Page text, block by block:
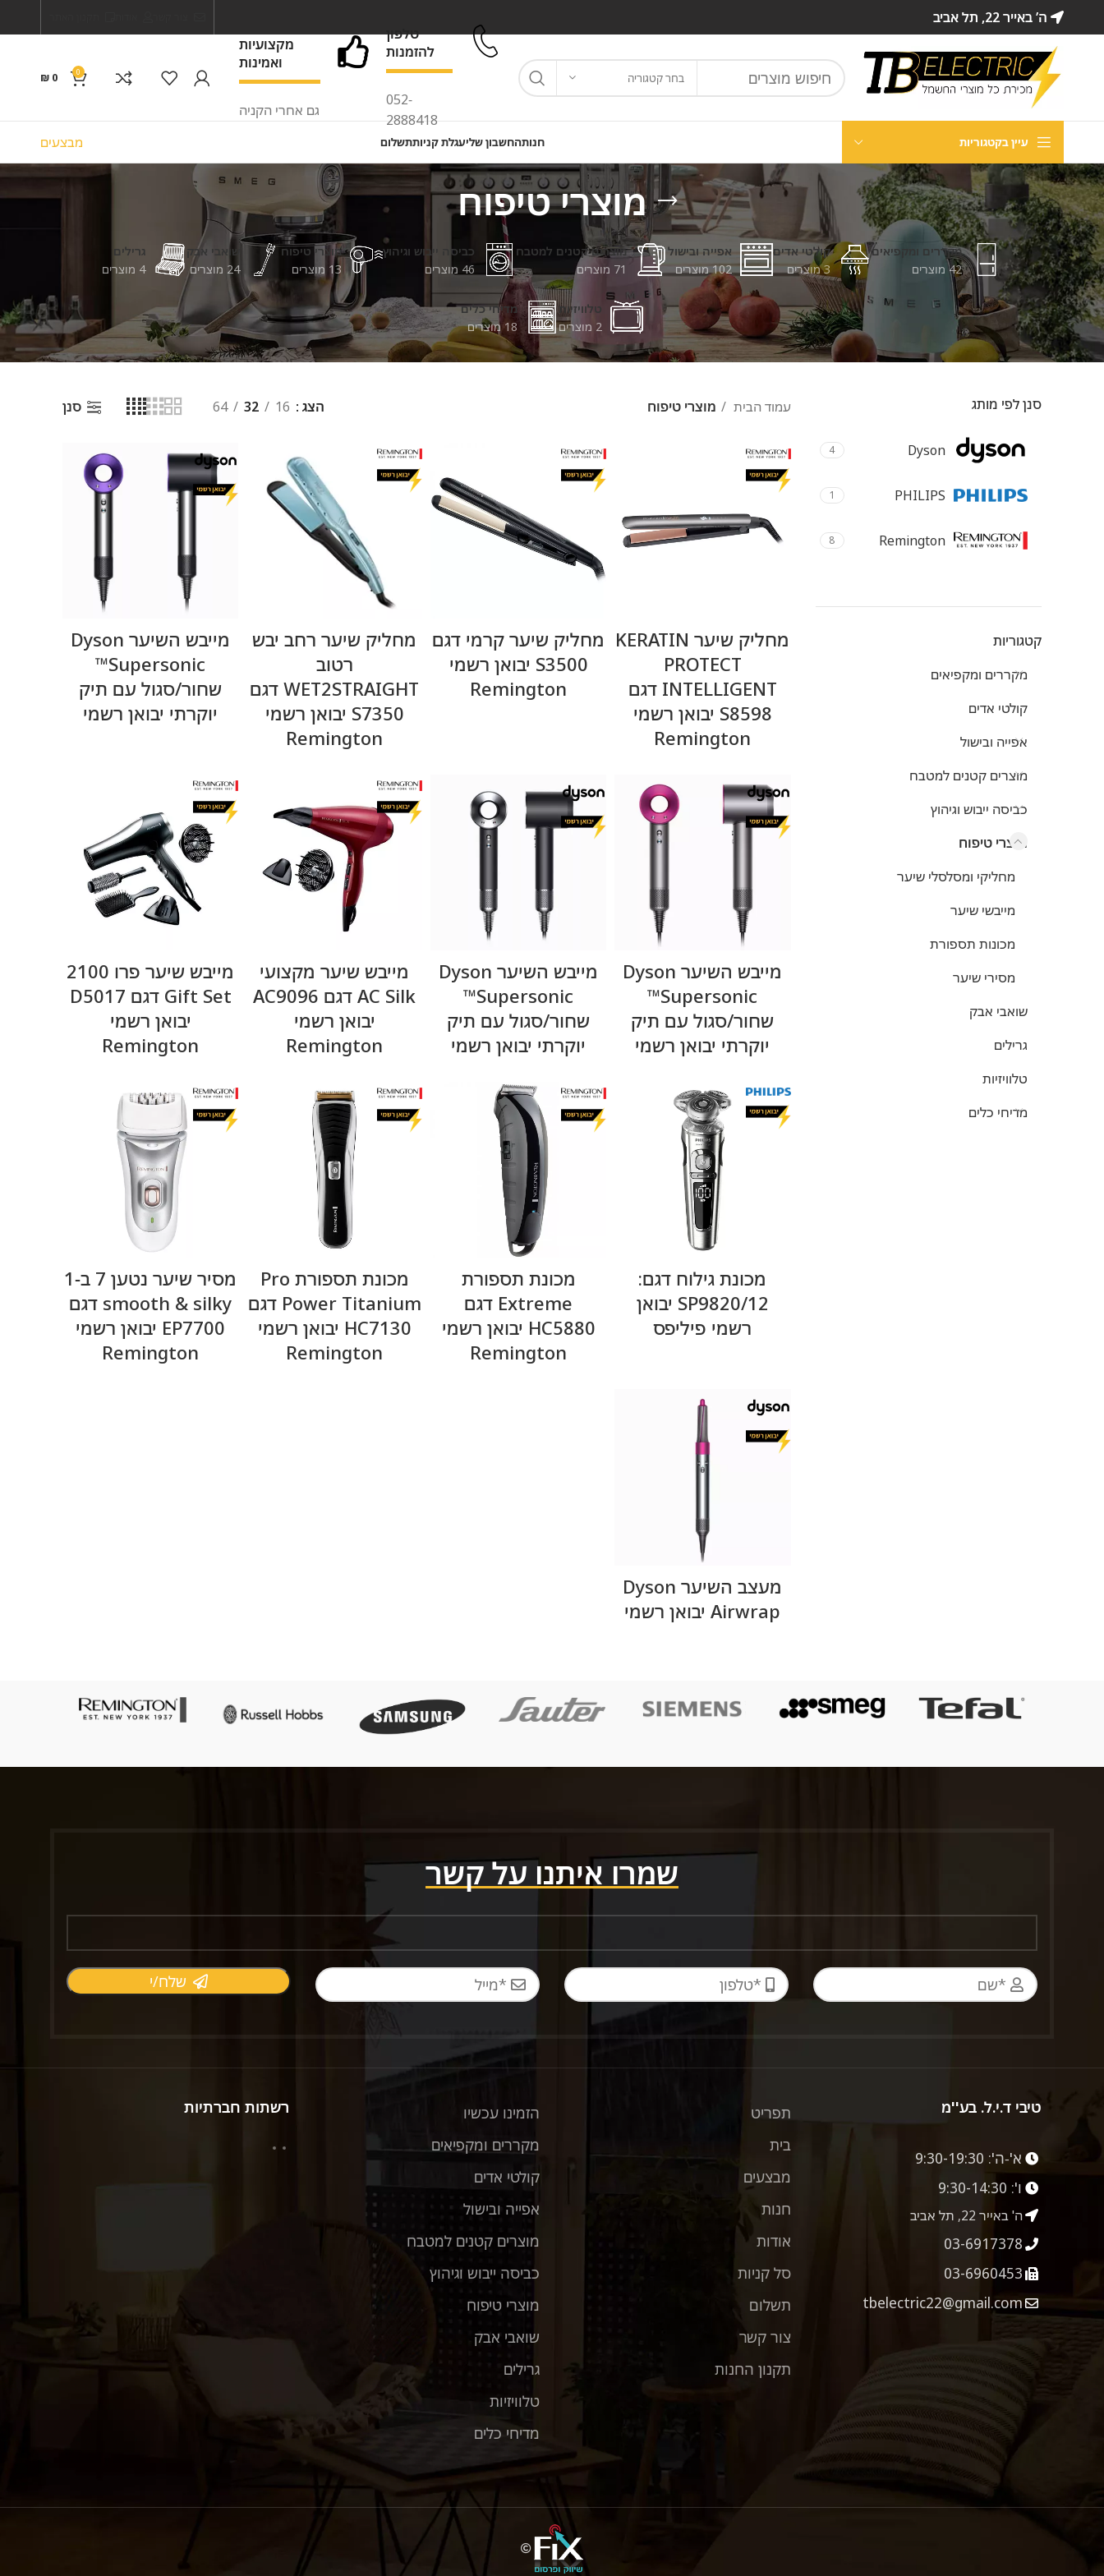
ה’ באייר 22, תל אביב
בחר קטגוריה
טלפון
להזמנות
052-
2888418
מקצועיות
ואמינות
גם אחרי הקניה
0
₪0
עיין בקטגוריות חנותהחשבון שליעגלת קניותתשלום מבצעים
מוצרי טיפוח
מקררים ומקפיאים
42 מוצרים
קולטי אדים
3 מוצרים
אפייה ובישול
102 מוצרים
מוצרים קטנים למטבח
71 מוצרים
כביסה ייבוש וגיהוץ
46 מוצרים
מוצרי טיפוח
13 מוצרים
שואבי אבק
24 מוצרים
גרילים
4 מוצרים
טלוויזיות
2 מוצרים
מדיחי כלים
18 מוצרים
סנן לפי מותג
Dyson
4
PHILIPS
1
Remington
8
קטגוריות
מקררים ומקפיאים
קולטי אדים
אפייה ובישול
מוצרים קטנים למטבח
כביסה ייבוש וגיהוץ
מוצרי טיפוח
מחליקי ומסלסלי שיער
מייבשי שיער
מכונות תספורת
מסירי שיער
שואבי אבק
גרילים
טלוויזיות
מדיחי כלים
עמוד הבית מוצרי טיפוח הצג 16
32
64 סנן
מחליק שיער KERATIN
PROTECT
INTELLIGENT דגם
S8598 יבואן רשמי
Remington
מחליק שיער קרמי דגם
S3500 יבואן רשמי
Remington
מחליק שיער רחב יבש
רטוב
WET2STRAIGHT דגם
S7350 יבואן רשמי
Remington
מייבש השיער Dyson
Supersonic™
שחור/סגול עם תיק
יוקרתי יבואן רשמי
מייבש השיער Dyson
Supersonic™
שחור/סגול עם תיק
יוקרתי יבואן רשמי
מייבש השיער Dyson
Supersonic™
שחור/סגול עם תיק
יוקרתי יבואן רשמי
מייבש שיער מקצועי
AC Silk דגם AC9096
יבואן רשמי
Remington
מייבש שיער פרו 2100
Gift Set דגם D5017
יבואן רשמי
Remington
מכונת גילוח דגם:
SP9820/12 יבואן
רשמי פיליפס
מכונת תספורת
Extreme דגם
HC5880 יבואן רשמי
Remington
מכונת תספורת Pro
Power Titanium דגם
HC7130 יבואן רשמי
Remington
מסיר שיער נטען 7 ב-1
smooth & silky דגם
EP7700 יבואן רשמי
Remington
מעצב השיער Dyson
Airwrap יבואן רשמי
שמרו איתנו על קשר
שלח/י
רשתות חברתיות
הזמינו עכשיו
מקררים ומקפיאים
קולטי אדים
אפייה ובישול
מוצרים קטנים למטבח
כביסה ייבוש וגיהוץ
מוצרי טיפוח
שואבי אבק
גרילים
טלוויזיות
מדיחי כלים
תפריט
בית
מבצעים
חנות
אודות
סל קניות
תשלום
צור קשר
תקנון החנות
טיבי ד.י.ל. בע''מ
א'-ה': 9:30-19:30
ו': 9:30-14:30
ה' באייר 22, תל אביב
03-6917378
03-6960453
tbelectric22@gmail.com